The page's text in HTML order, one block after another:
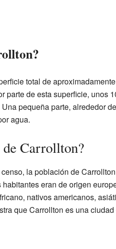
total de aproximadamente
parte de esta superficie, unos
pequeña parte, alrededor
agua.
Carrollton?
la población de
eran de origen
nativos americanos,
que Carrollton es una